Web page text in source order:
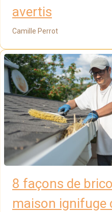
avertis
Camille Perrot
8 façons de
maison ignifuge